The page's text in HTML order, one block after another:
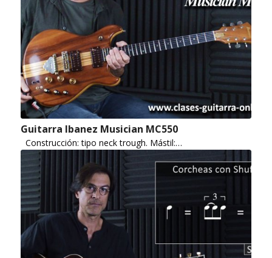
Guitarra Ibanez Musician MC550
Construcción: tipo neck trough. Mástil:…